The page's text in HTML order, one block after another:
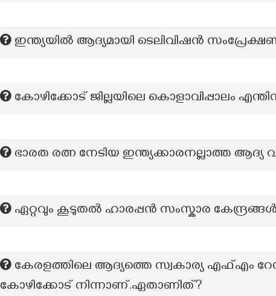
ഇന്ത്യയില്‍ ആദ്യമായി ടെലിവിഷന്‍
കോഴിക്കോട് ജില്ലയിലെ കൊളാവിപ്പാലം
ഭാരത രത്ന നേടിയ ഇന്ത്യക്കാരനല്ലാത്ത ആദ്യ
ഏറ്റവും കൂടുതൽ ഹാരപ്പൻ സംസ്കാര
കേരളത്തിലെ ആദ്യത്തെ സ്വകാര്യ എഫ്എം
കോഴിക്കോട് നിന്നാണ്.ഏതാണിത്?